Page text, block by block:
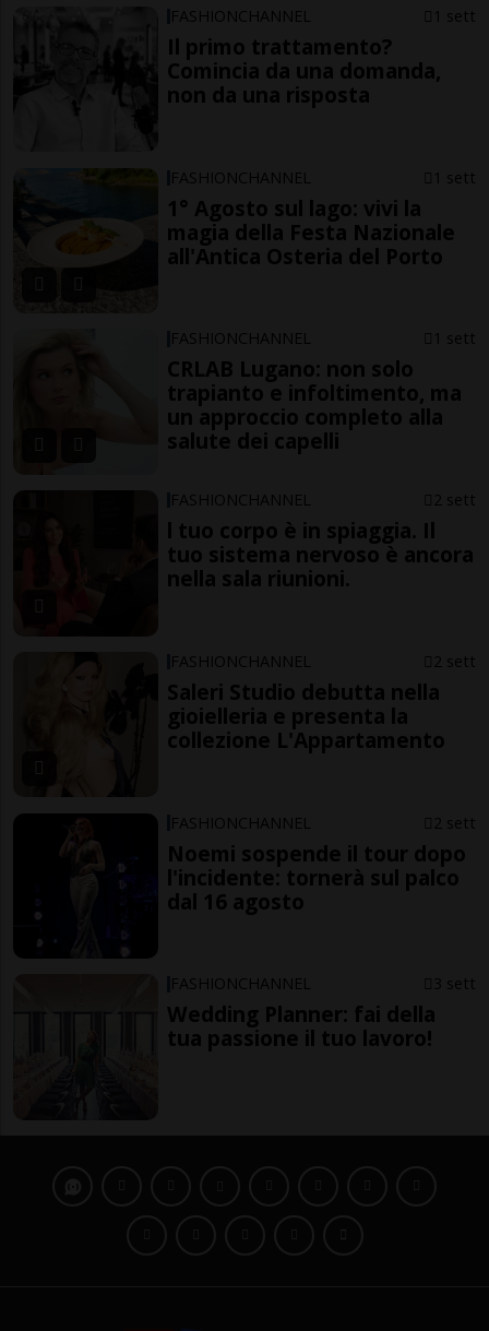
FASHIONCHANNEL 1 sett
Il primo trattamento?
Comincia da una domanda,
non da una risposta
FASHIONCHANNEL 1 sett
1° Agosto sul lago: vivi la
magia della Festa Nazionale
all'Antica Osteria del Porto
FASHIONCHANNEL 1 sett
CRLAB Lugano: non solo
trapianto e infoltimento, ma
un approccio completo alla
salute dei capelli
FASHIONCHANNEL 2 sett
l tuo corpo è in spiaggia. Il
tuo sistema nervoso è ancora
nella sala riunioni.
FASHIONCHANNEL 2 sett
Saleri Studio debutta nella
gioielleria e presenta la
collezione L'Appartamento
FASHIONCHANNEL 2 sett
Noemi sospende il tour dopo
l'incidente: tornerà sul palco
dal 16 agosto
FASHIONCHANNEL 3 sett
Wedding Planner: fai della
tua passione il tuo lavoro!